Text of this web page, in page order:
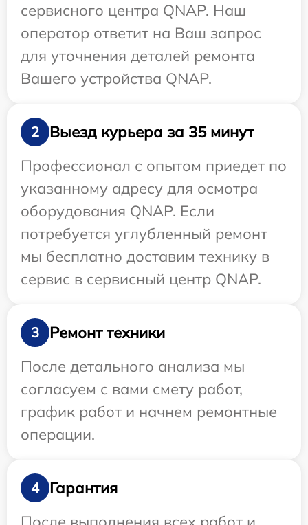
сервисного центра QNAP. Наш
оператор ответит на Ваш запрос
для уточнения деталей ремонта
Вашего устройства QNAP.
2
Выезд курьера за 35 минут
Профессионал с опытом приедет по
указанному адресу для осмотра
оборудования QNAP. Если
потребуется углубленный ремонт
мы бесплатно доставим технику в
сервис в сервисный центр QNAP.
3
Ремонт техники
После детального анализа мы
согласуем с вами смету работ,
график работ и начнем ремонтные
операции.
4
Гарантия